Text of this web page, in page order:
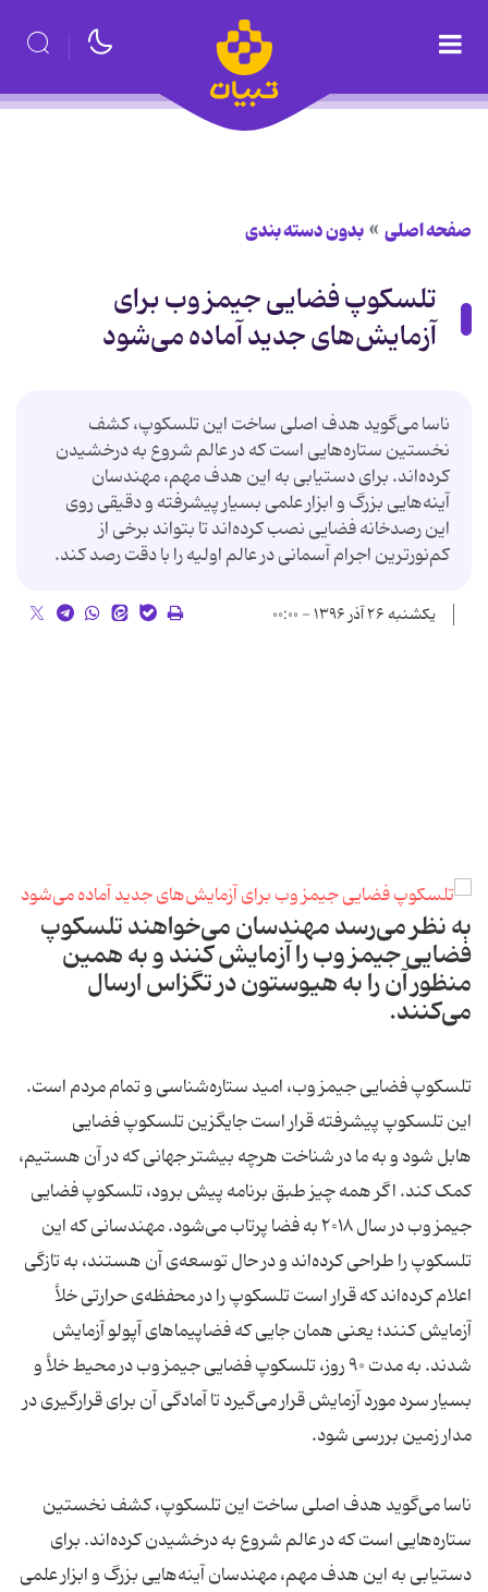
صفحه اصلی بدون دسته بندی
تلسکوپ فضایی جیمز وب برای
آزمایش‌های جدید آماده می‌شود
ناسا می‌گوید هدف اصلی ساخت این تلسکوپ، کشف
نخستین ستاره‌هایی است که در عالم شروع به درخشیدن
کرده‌اند. برای دستیابی به این هدف مهم، مهندسان
آینه‌هایی بزرگ و ابزار علمی بسیار پیشرفته و دقیقی روی
این رصدخانه فضایی نصب کرده‌اند تا بتواند برخی از
کم‌نورترین اجرام آسمانی در عالم اولیه را با دقت رصد کند.
یکشنبه ۲۶ آذر ۱۳۹۶ - ۰۰:۰۰
به نظر می‌رسد مهندسان می‌خواهند تلسکوپ
فضایی جیمز وب را آزمایش کنند و به همین
منظور آن را به هیوستون در تگزاس ارسال
می‌کنند.
تلسکوپ فضایی جیمز وب، امید ستاره‌شناسی و تمام مردم است.
این تلسکوپ پیشرفته قرار است جایگزین تلسکوپ فضایی
هابل شود و به ما در شناخت هرچه بیشتر جهانی که در آن هستیم،
کمک کند. اگر همه چیز طبق برنامه پیش برود، تلسکوپ فضایی
جیمز وب در سال ۲۰۱۸ به فضا پرتاب می‌شود. مهندسانی که این
تلسکوپ را طراحی کرده‌اند و در حال توسعه‌ی آن هستند، به تازگی
اعلام کرده‌اند که قرار است تلسکوپ را در محفظه‌ی حرارتی خلأ
آزمایش کنند؛ یعنی همان جایی که فضاپیماهای آپولو آزمایش
شدند. به مدت ۹۰ روز، تلسکوپ فضایی جیمز وب در محیط خلأ و
بسیار سرد مورد آزمایش قرار می‌گیرد تا آمادگی آن برای قرارگیری در
مدار زمین بررسی شود.
ناسا می‌گوید هدف اصلی ساخت این تلسکوپ، کشف نخستین
ستاره‌هایی است که در عالم شروع به درخشیدن کرده‌اند. برای
دستیابی به این هدف مهم، مهندسان آینه‌هایی بزرگ و ابزار علمی